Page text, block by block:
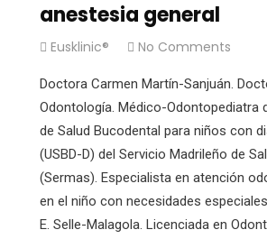
anestesia general
Eusklinic® No Comments
Doctora Carmen Martín-Sanjuán.
Odontología. Médico-Odontopediatra
de Salud Bucodental para niños con
(USBD-D) del Servicio Madrileño de
(Sermas). Especialista en atención
en el niño con necesidades
E. Selle-Malagola. Licenciada en